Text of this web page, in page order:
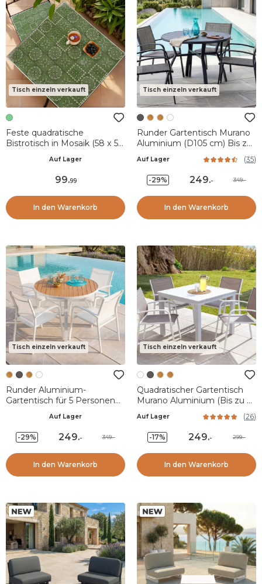
Tisch einzeln verkauft
Feste quadratische
Bistrotisch in Mosaik (58 x 58
Auf Lager
99.99
In den Warenkorb
Tisch einzeln verkauft
Runder Gartentisch Murano
Aluminium (D105 cm) Bis zu
Auf Lager (35)
-29% 249.- 349.-
In den Warenkorb
Tisch einzeln verkauft
Runder Aluminium-
Gartentisch für 5 Personen
Auf Lager
-29% 249.- 349.-
In den Warenkorb
Tisch einzeln verkauft
Quadratischer Gartentisch
Murano Aluminium (Bis zu 4
Auf Lager (26)
-17% 249.- 299.-
In den Warenkorb